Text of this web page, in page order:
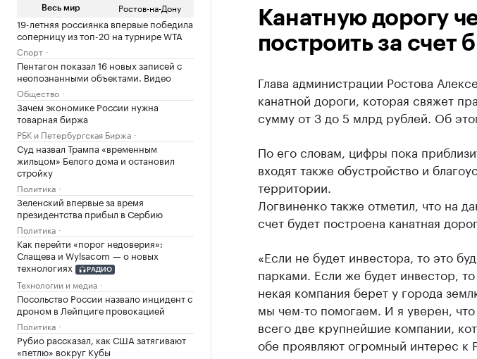
Весь мир Ростов-на-Дону
19-летняя россиянка впервые победила
соперницу из топ-20 на турнире WTA
Спорт
Пентагон показал 16 новых записей с
неопознанными объектами. Видео
Общество
Зачем экономике России нужна
товарная биржа
РБК и Петербургская Биржа
Суд назвал Трампа «временным
жильцом» Белого дома и остановил
стройку
Политика
Зеленский впервые за время
президентства прибыл в Сербию
Политика
Как перейти «порог недоверия»:
Слащева и Wylsacom — о новых
технологиях
РАДИО
Технологии и медиа
Посольство России назвало инцидент с
дроном в Лейпциге провокацией
Политика
Рубио рассказал, как США затягивают
«петлю» вокруг Кубы
Канатную дорогу
построить за счет
Глава администрации Ростова
канатной дороги, которая свяжет
сумму от 3 до 5 млрд рублей. Об
По его словам, цифры пока
входят также обустройство и
территории.
Логвиненко также отметил, что на
счет будет построена канатная
«Если не будет инвестора, то это
парками. Если же будет инвестор,
некая компания берет у города
мы чем-то помогаем. И я уверен,
всего две крупнейшие компании,
обе проявляют огромный интерес к